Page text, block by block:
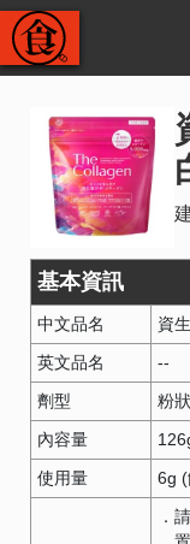
基本資訊
中文品名
資
英文品名
--
劑型
粉狀
內容量
使用量
6g (
．